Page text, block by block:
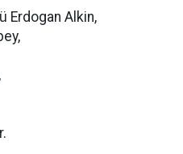
Erdogan Alkin,